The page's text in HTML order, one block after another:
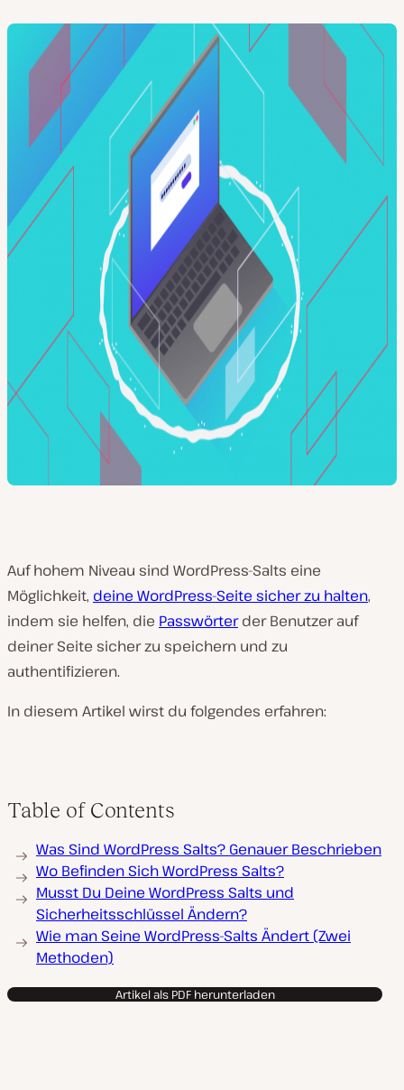
Auf hohem Niveau sind WordPress-Salts eine
Möglichkeit, deine WordPress-Seite sicher zu halten,
indem sie helfen, die Passwörterder Benutzer auf
deiner Seite sicher zu speichern und zu
authentifizieren.
In diesem Artikel wirst du folgendes erfahren:
Table of Contents
Was Sind WordPress Salts? Genauer Beschrieben
Wo Befinden Sich WordPress Salts?
Musst Du Deine WordPress Salts und
Sicherheitsschlüssel Ändern?
Wie man Seine WordPress-Salts Ändert (Zwei
Methoden)
Artikel als PDF herunterladen